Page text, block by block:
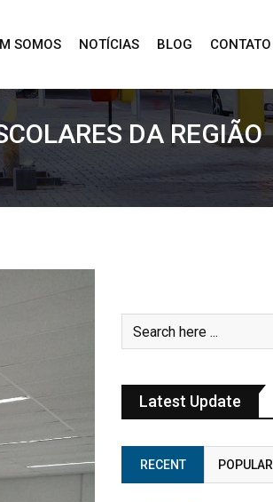
SOMOS NOTÍCIAS BLOG CONTATO
DA REGIÃO
Latest Update
RECENT POPULAR